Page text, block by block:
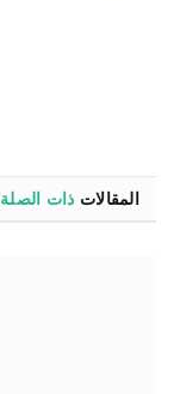
المقالات ذات الصلة